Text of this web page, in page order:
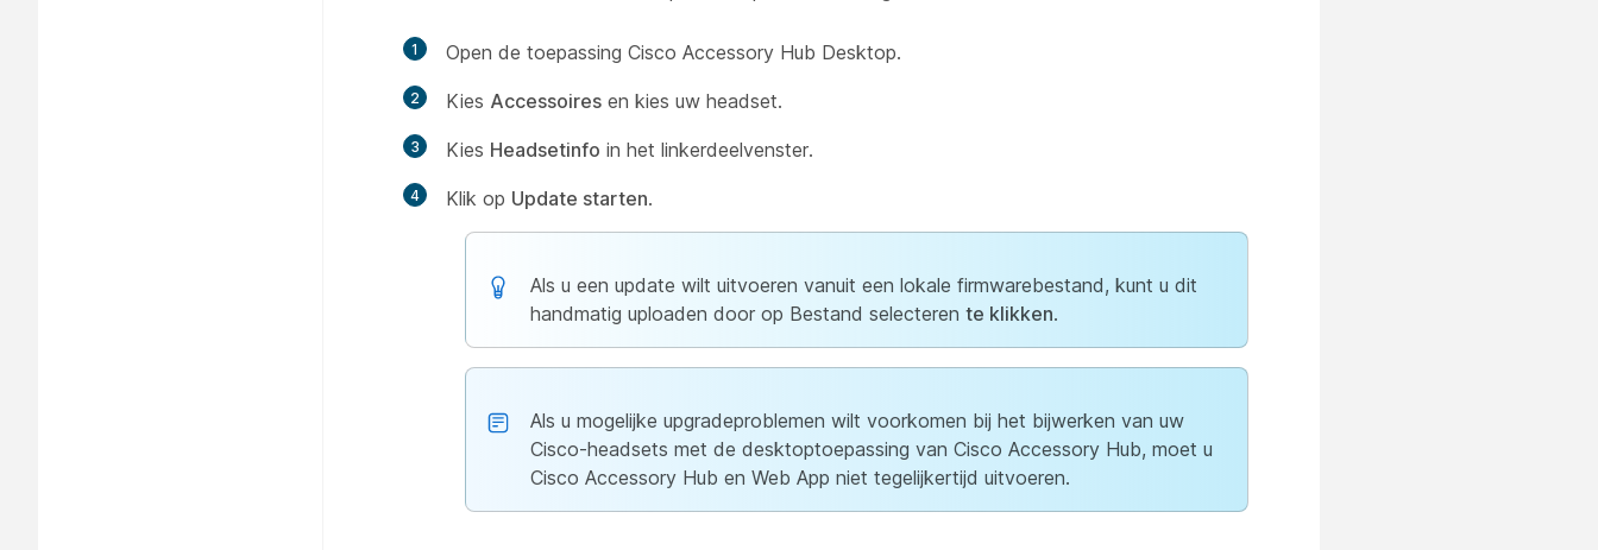
1 Open de toepassing Cisco Accessory Hub Desktop.
2 Kies Accessoires en kies uw headset.
3 Kies Headsetinfo in het linkerdeelvenster.
4 Klik op Update starten.
Als u een update wilt uitvoeren vanuit een lokale firmwarebestand, kunt u dit
handmatig uploaden door op Bestand selecteren te klikken.
Als u mogelijke upgradeproblemen wilt voorkomen bij het bijwerken van uw
Cisco-headsets met de desktoptoepassing van Cisco Accessory Hub, moet u
Cisco Accessory Hub en Web App niet tegelijkertijd uitvoeren.